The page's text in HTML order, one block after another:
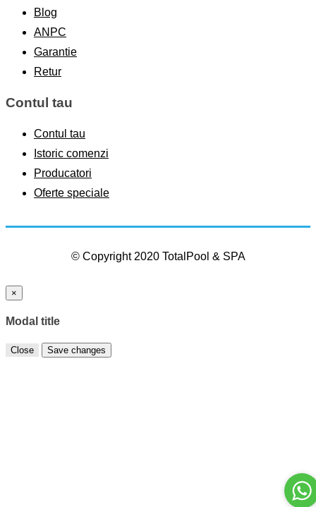
Blog
ANPC
Garantie
Retur
Contul tau
Contul tau
Istoric comenzi
Producatori
Oferte speciale
© Copyright 2020 TotalPool & SPA
×
Modal title
Close Save changes